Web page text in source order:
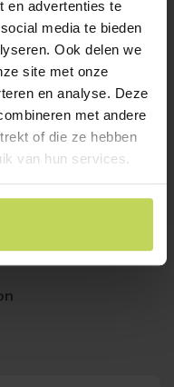
en advertenties te
media te bieden
Ook delen we
site met onze
en analyse. Deze
met andere
of die ze hebben
van hun services.
wil je graag een
Neem
met ons op. Of vul
wij zo snel